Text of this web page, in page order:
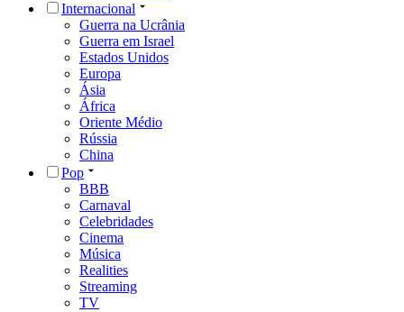
Internacional
Guerra na Ucrânia
Guerra em Israel
Estados Unidos
Europa
Ásia
África
Oriente Médio
Rússia
China
Pop
BBB
Carnaval
Celebridades
Cinema
Música
Realities
Streaming
TV